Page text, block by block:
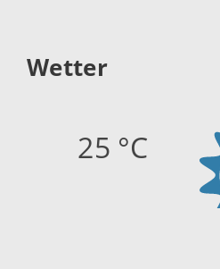
Wetter
25 °C